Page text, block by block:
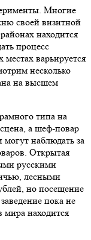
Многие
своей визитной
находится
процесс
варьируется
несколько
на высшем
типа на
а шеф-повар
наблюдать за
Открытая
русскими
лесными
но посещение
пока не
мира находится